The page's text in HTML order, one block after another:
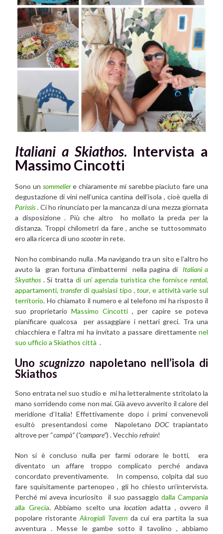
Italiani a Skiathos. Intervista a
Massimo Cincotti
Sono un sommelier e chiaramente mi sarebbe piaciuto fare una
degustazione di vini nell’unica cantina dell’isola , cioè quella di
Parissis. Ci ho rinunciato per la mancanza di una mezza giornata
a disposizione . Più che altro ho mollato la preda per la
distanza. Troppi chilometri da fare , anche se tuttosommato
ero alla ricerca di uno scooterin rete.
Non ho combinando nulla . Ma navigando tra un sito e l’altro ho
avuto la gran fortuna d’imbattermi nella pagina di Italiani a
Skyathos. Si tratta di un’ agenzia turistica che forniscerental,
appartamenti, transferdi qualsiasi tipo ,tour, e attività varie sul
territorio. Ho chiamato il numero e al telefono mi ha risposto il
suo proprietario Massimo Cincotti , per capire se poteva
pianificare qualcosa per assaggiare i nettari greci. Tra una
chiacchiera e l’altra mi ha invitato a passare direttamente nel
suo ufficio a Skiathos città .
Unoscugnizzo napoletano nell’isola di
Skiathos
Sono entrata nel suo studio e mi ha letteralmente stritolato la
mano sorridendo come non mai. Già avevo avverito il calore del
meridione d’Italia! Effettivamente dopo i primi convenevoli
esultò presentandosi come Napoletano DOCtrapiantato
altrove per “campà”(“campare”) . Vecchio refrain!
Non si è concluso nulla per farmi odorare le botti, era
diventato un affare troppo complicato perché andava
concordato preventivamente. In compenso, colpita dal suo
fare squisitamente partenopeo , gli ho chiesto un’intervista.
Perché mi aveva incuriosito il suo passaggio dalla Campania
alla Grecia. Abbiamo scelto una location adatta , ovvero il
popolare ristorante Akrogiali Tavernda cui era partita la sua
avventura . Messe le gambe sotto il tavolino , abbiamo